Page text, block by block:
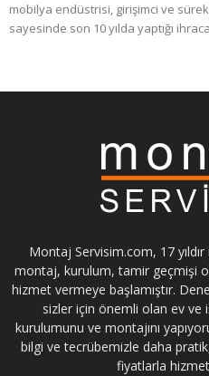
mobilya endüstrisi, girişimci ve
sayesinde son 10 yılda yaptığı
Montaj Servisim.com, 17
montaj, kurulum, tamir geçmişi
hizmet vermeye başlamıştır.
sizler için önemli olan ev ve
kurulumunu ve montajını
bilgi ve tecrübemizle daha
fiyatlarla